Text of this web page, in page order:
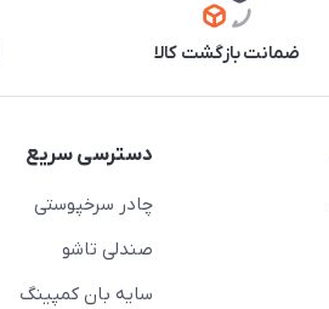
ضمانت بازگشت کالا
دسترسی سریع
چادر سرخپوستی
صندلی تاشو
سایه بان کمپینگ